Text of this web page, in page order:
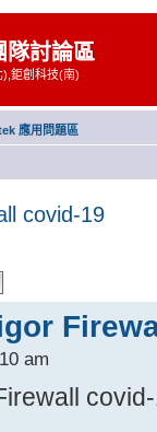
隊討論區
鉅創科技(南)
應用問題區
covid-19
am